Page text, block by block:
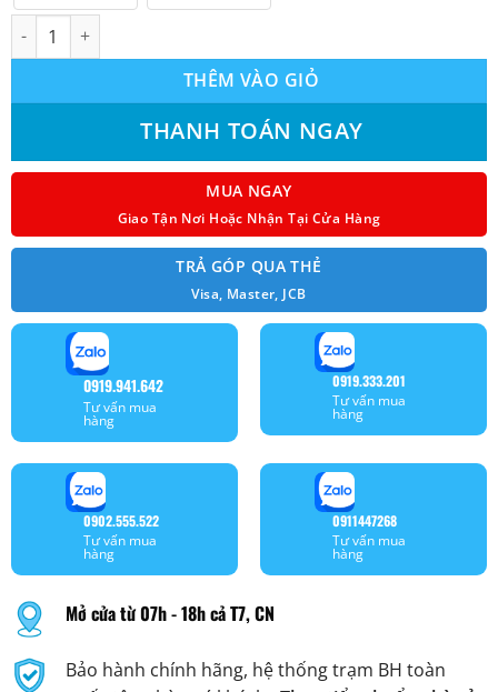
Máy lạnh tủ đứng Daikin 4.0 HP FVC100AV1V (3pha) model
THÊM VÀO GIỎ
THANH TOÁN NGAY
MUA NGAY
Giao Tận Nơi Hoặc Nhận Tại Cửa Hàng
TRẢ GÓP QUA THẺ
Visa, Master, JCB
0919.941.642
Tư vấn mua
hàng
0919.333.201
Tư vấn mua
hàng
0902.555.522
Tư vấn mua
hàng
0911447268
Tư vấn mua
hàng
Mở cửa từ 07h - 18h cả T7, CN
Bảo hành chính hãng, hệ thống trạm BH toàn